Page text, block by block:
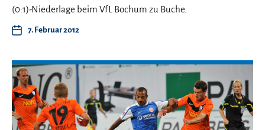
(0:1)-Niederlage beim VfL Bochum zu Buche.
7. Februar 2012